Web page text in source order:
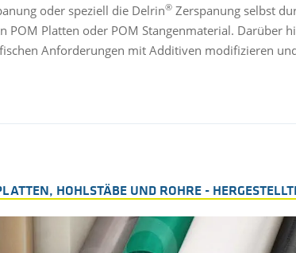
oder speziell die Delrin® Zerspanung selbst
POM Platten oder POM Stangenmaterial. Darüber
Anforderungen mit Additiven modifizieren
HOHLSTÄBE UND ROHRE -